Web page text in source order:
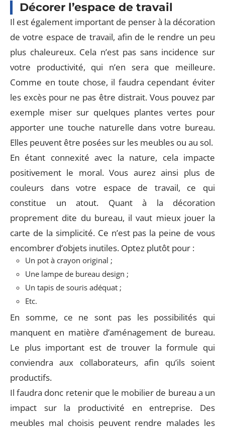
Décorer l’espace de travail
Il est également important de penser à la décoration
de votre espace de travail, afin de le rendre un peu
plus chaleureux. Cela n’est pas sans incidence sur
votre productivité, qui n’en sera que meilleure.
Comme en toute chose, il faudra cependant éviter
les excès pour ne pas être distrait. Vous pouvez par
exemple miser sur quelques plantes vertes pour
apporter une touche naturelle dans votre bureau.
Elles peuvent être posées sur les meubles ou au sol.
En étant connexité avec la nature, cela impacte
positivement le moral. Vous aurez ainsi plus de
couleurs dans votre espace de travail, ce qui
constitue un atout. Quant à la décoration
proprement dite du bureau, il vaut mieux jouer la
carte de la simplicité. Ce n’est pas la peine de vous
encombrer d’objets inutiles. Optez plutôt pour :
Un pot à crayon original ;
Une lampe de bureau design ;
Un tapis de souris adéquat ;
Etc.
En somme, ce ne sont pas les possibilités qui
manquent en matière d’aménagement de bureau.
Le plus important est de trouver la formule qui
conviendra aux collaborateurs, afin qu’ils soient
productifs.
Il faudra donc retenir que le mobilier de bureau a un
impact sur la productivité en entreprise. Des
meubles mal choisis peuvent rendre malades les